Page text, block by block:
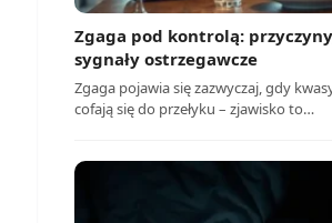
Zgaga pod kontrolą:
sygnały ostrzegawcze
Zgaga pojawia się zazwyczaj, gdy
cofają się do przełyku – zjawisko to…